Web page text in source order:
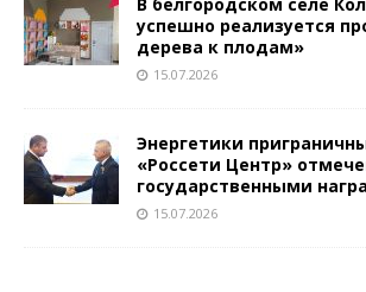
успешно реализуется
дерева к плодам»
15.07.2026
Энергетики
«Россети Центр»
государственными
15.07.2026